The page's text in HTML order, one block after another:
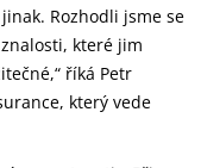
Rozhodli jsme se
které jim
říká Petr
který vede